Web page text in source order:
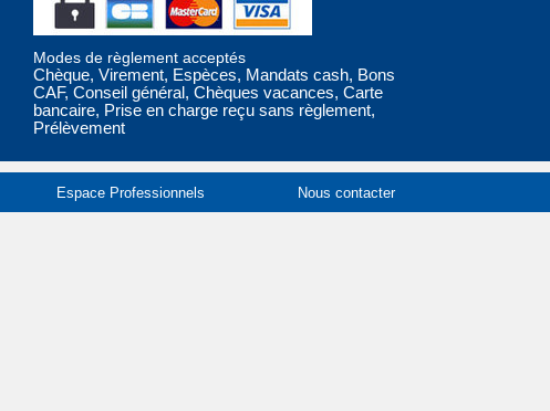
Modes de règlement acceptés
Chèque, Virement, Espèces, Mandats cash, Bons
CAF, Conseil général, Chèques vacances, Carte
bancaire, Prise en charge reçu sans règlement,
Prélèvement
Espace Professionnels Nous contacter